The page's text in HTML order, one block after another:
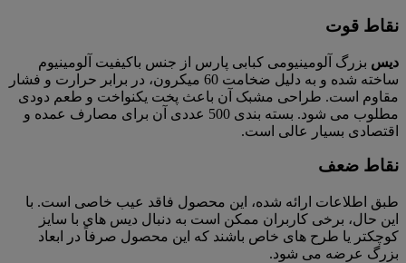
نقاط قوت
دیس بزرگ آلومینیومی کبابی پارس از جنس باکیفیت آلومینیوم
ساخته شده و به دلیل ضخامت 60 میکرون، در برابر حرارت و فشار
مقاوم است. طراحی مشبک آن باعث پخت یکنواخت و طعم دودی
مطلوب می شود. بسته بندی 500 عددی آن برای مصارف عمده و
اقتصادی بسیار عالی است.
نقاط ضعف
طبق اطلاعات ارائه شده، این محصول فاقد عیب خاصی است. با
این حال، برخی کاربران ممکن است به دنبال دیس های با سایز
کوچکتر یا طرح های خاص باشند که این محصول صرفاً در ابعاد
بزرگ عرضه می شود.